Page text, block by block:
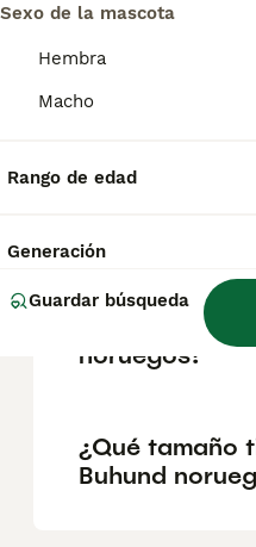
Sexo de la mascota
Hembra
Macho
Rango de edad
Generación
Guardar búsqueda
criadores
salud y el bienestar
Informarse bien y
de comprometerse
¿Son
noruegos?
¿Qué tamaño
Buhund